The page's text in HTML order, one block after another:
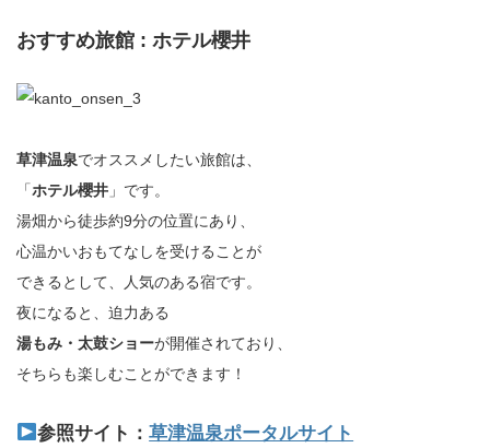
おすすめ旅館 : ホテル櫻井
草津温泉でオススメしたい旅館は、
「ホテル櫻井 」です。
湯畑から徒歩約9分の位置にあり、
心温かいおもてなしを受けることが
できるとして、人気のある宿です。
夜になると、迫力ある
湯もみ・太鼓ショーが開催されており、
そちらも楽しむことができます！
参照サイト：草津温泉ポータルサイト